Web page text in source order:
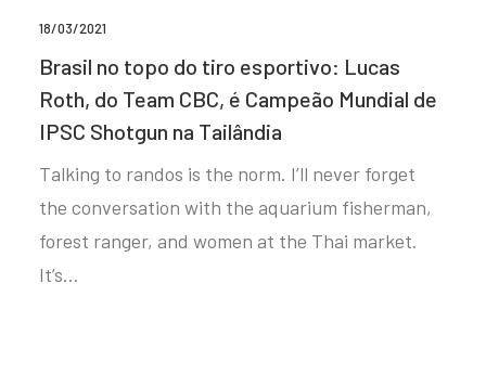
18/03/2021
Brasil no topo do tiro esportivo: Lucas
Roth, do Team CBC, é Campeão Mundial de
IPSC Shotgun na Tailândia
Talking to randos is the norm. I’ll never forget
the conversation with the aquarium fisherman,
forest ranger, and women at the Thai market.
It’s…